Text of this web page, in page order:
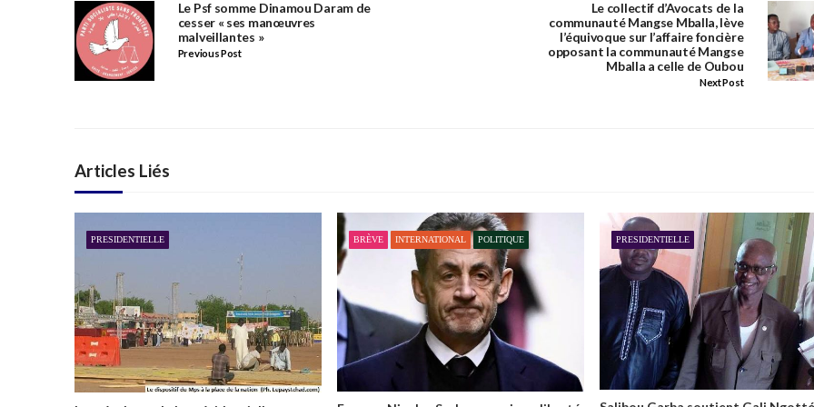
Le Psf somme Dinamou Daram de
cesser « ses manœuvres
malveillantes »
Previous Post
Le collectif d’Avocats de la
communauté Mangse Mballa, lève
l’équivoque sur l’affaire foncière
opposant la communauté Mangse
Mballa a celle de Oubou
Next Post
Articles Liés
PRESIDENTIELLE BRÈVE INTERNATIONAL POLITIQUE PRESIDENTIELLE